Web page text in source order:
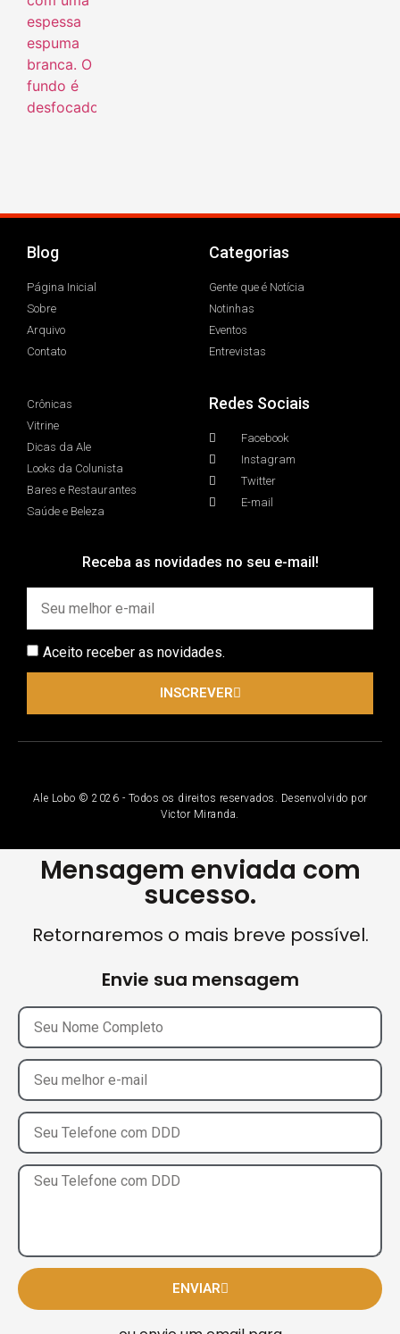
Blog
Página Inicial
Sobre
Arquivo
Contato
Categorias
Gente que é Notícia
Notinhas
Eventos
Entrevistas
Crônicas
Vitrine
Dicas da Ale
Looks da Colunista
Bares e Restaurantes
Saúde e Beleza
Redes Sociais
Facebook
Instagram
Twitter
E-mail
Receba as novidades no seu e-mail!
Aceito receber as novidades.
INSCREVER
Ale Lobo © 2026 - Todos os direitos reservados. Desenvolvido por
Victor Miranda.
Mensagem enviada com
sucesso.
Retornaremos o mais breve possível.
Envie sua mensagem
ENVIAR